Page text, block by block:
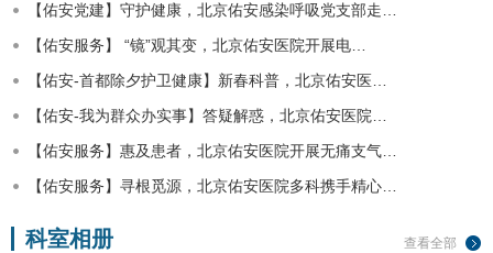
【佑安党建】守护健康，北京佑安感染呼吸党支部走…
【佑安服务】 “镜”观其变，北京佑安医院开展电…
【佑安-首都除夕护卫健康】新春科普，北京佑安医…
【佑安-我为群众办实事】答疑解惑，北京佑安医院…
【佑安服务】惠及患者，北京佑安医院开展无痛支气…
【佑安服务】寻根觅源，北京佑安医院多科携手精心…
查看全部
科室相册